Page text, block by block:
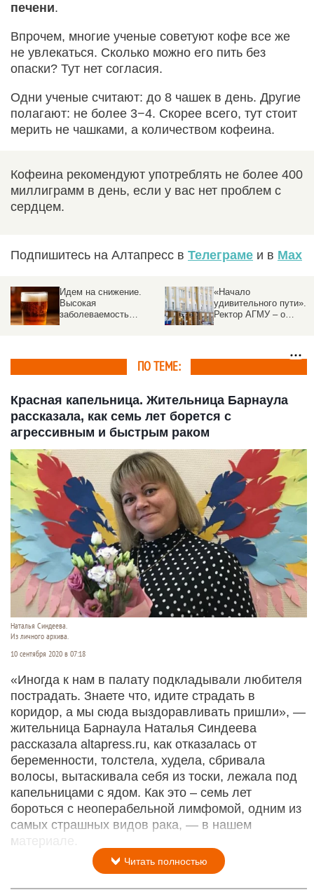
печени.
Впрочем, многие ученые советуют кофе все же
не увлекаться. Сколько можно его пить без
опаски? Тут нет согласия.
Одни ученые считают: до 8 чашек в день. Другие
полагают: не более 3−4. Скорее всего, тут стоит
мерить не чашками, а количеством кофеина.
Кофеина рекомендуют употреблять не более 400
миллиграмм в день, если у вас нет проблем с
сердцем.
Подпишитесь на Алтапресс в Телеграме и в Max
«Начало
удивительного пути».
Ректор АГМУ – о
Витаминная бомба.
Чем летние ягоды
лечат и иногда
ПО ТЕМЕ:
Красная капельница. Жительница Барнаула
рассказала, как семь лет борется с
агрессивным и быстрым раком
Наталья Синдеева.
Из личного архива.
10 сентября 2020 в 07:18
«Иногда к нам в палату подкладывали любителя
пострадать. Знаете что, идите страдать в
коридор, а мы сюда выздоравливать пришли», —
жительница Барнаула Наталья Синдеева
рассказала altapress.ru, как отказалась от
беременности, толстела, худела, сбривала
волосы, вытаскивала себя из тоски, лежала под
капельницами с ядом. Как это – семь лет
бороться с неоперабельной лимфомой, одним из
самых страшных видов рака, — в нашем
материале.
Читать полностью